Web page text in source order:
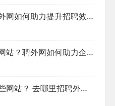
招聘外教，聘外网如何助力提升招聘效率？
招外教去什么网站？聘外网如何助力企业外教招聘
招聘外教有哪些网站？ 去哪里招聘外教？